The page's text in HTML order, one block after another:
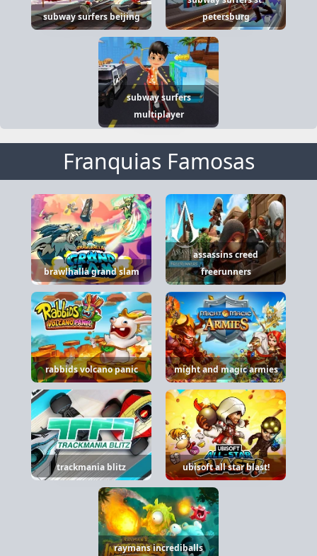
subway surfers beijing
petersburg
subway surfers
multiplayer
Franquias Famosas
brawlhalla grand slam
assassins creed
freerunners
rabbids volcano panic might and magic armies
trackmania blitz ubisoft all star blast!
raymans incrediballs